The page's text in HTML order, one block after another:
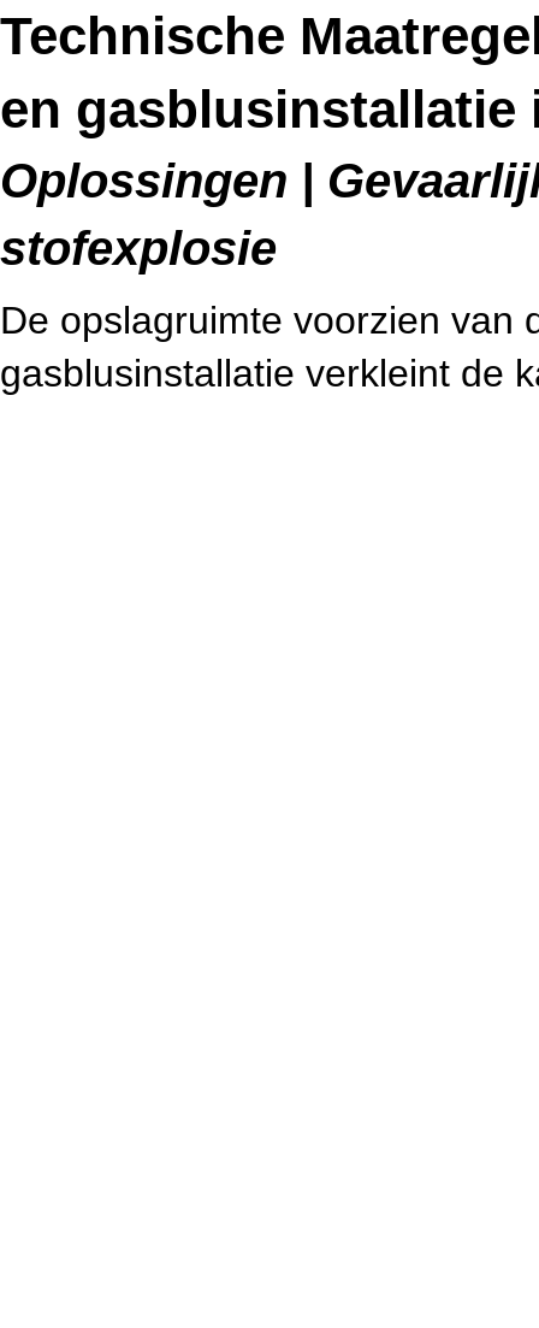
Technische
en gasblusinstallatie
Oplossingen |
stofexplosie
De opslagruimte voorzien van
gasblusinstallatie verkleint de